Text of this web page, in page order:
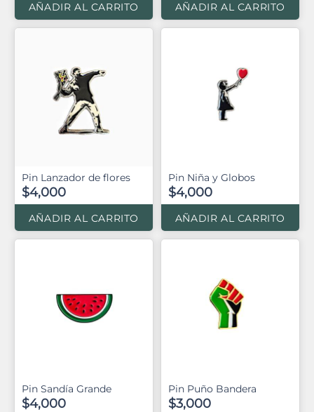
AÑADIR AL CARRITO AÑADIR AL CARRITO
Pin Lanzador de flores
$4,000
AÑADIR AL CARRITO
Pin Niña y Globos
$4,000
AÑADIR AL CARRITO
Pin Sandía Grande
$4,000
Pin Puño Bandera
$3,000